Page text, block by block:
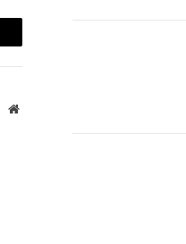
Website